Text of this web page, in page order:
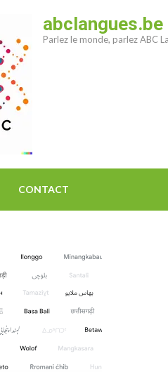
abclangues.be
Parlez le monde, parlez ABC
CONTACT